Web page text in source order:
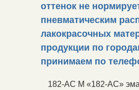
оттенок не
пневматическим
лакокрасочных
продукции по
принимаем по
182-АС М «182-АС»